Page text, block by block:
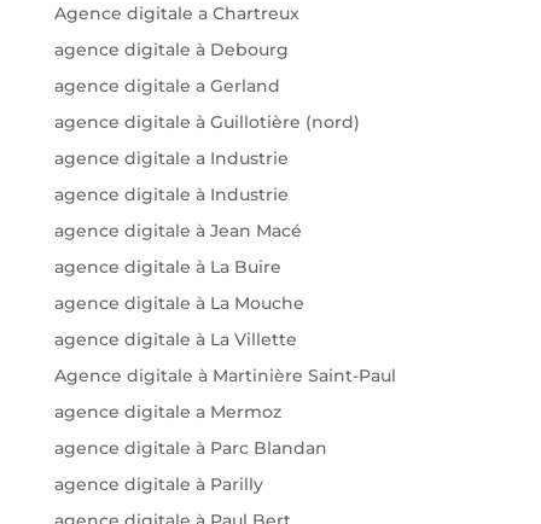
Agence digitale a Chartreux
agence digitale à Debourg
agence digitale a Gerland
agence digitale à Guillotière (nord)
agence digitale a Industrie
agence digitale à Industrie
agence digitale à Jean Macé
agence digitale à La Buire
agence digitale à La Mouche
agence digitale à La Villette
Agence digitale à Martinière Saint-Paul
agence digitale a Mermoz
agence digitale à Parc Blandan
agence digitale à Parilly